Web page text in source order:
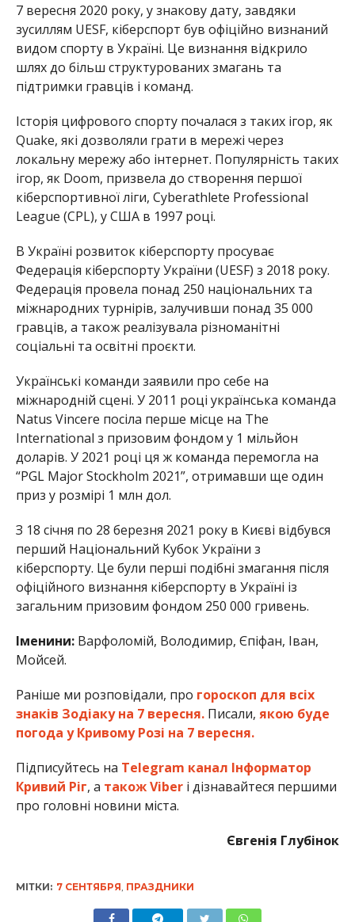
7 вересня 2020 року, у знакову дату, завдяки
зусиллям UESF, кіберспорт був офіційно визнаний
видом спорту в Україні. Це визнання відкрило
шлях до більш структурованих змагань та
підтримки гравців і команд.
Історія цифрового спорту почалася з таких ігор, як
Quake, які дозволяли грати в мережі через
локальну мережу або інтернет. Популярність таких
ігор, як Doom, призвела до створення першої
кіберспортивної ліги, Cyberathlete Professional
League (CPL), у США в 1997 році.
В Україні розвиток кіберспорту просуває
Федерація кіберспорту України (UESF) з 2018 року.
Федерація провела понад 250 національних та
міжнародних турнірів, залучивши понад 35 000
гравців, а також реалізувала різноманітні
соціальні та освітні проєкти.
Українські команди заявили про себе на
міжнародній сцені. У 2011 році українська команда
Natus Vincere посіла перше місце на The
International з призовим фондом у 1 мільйон
доларів. У 2021 році ця ж команда перемогла на
“PGL Major Stockholm 2021”, отримавши ще один
приз у розмірі 1 млн дол.
З 18 січня по 28 березня 2021 року в Києві відбувся
перший Національний Кубок України з
кіберспорту. Це були перші подібні змагання після
офіційного визнання кіберспорту в Україні із
загальним призовим фондом 250 000 гривень.
Іменини:Варфоломій, Володимир, Єпіфан, Іван,
Мойсей.
Раніше ми розповідали, про гороскоп для всіх
знаків Зодіаку на 7 вересня.Писали, якою буде
погода у Кривому Розі на 7 вересня.
Підписуйтесь на Telegram канал Інформатор
Кривий Ріг, а також Viberі дізнавайтеся першими
про головні новини міста.
Євгенія Глубінок
МІТКИ: 7 СЕНТЯБРЯ ПРАЗДНИКИ